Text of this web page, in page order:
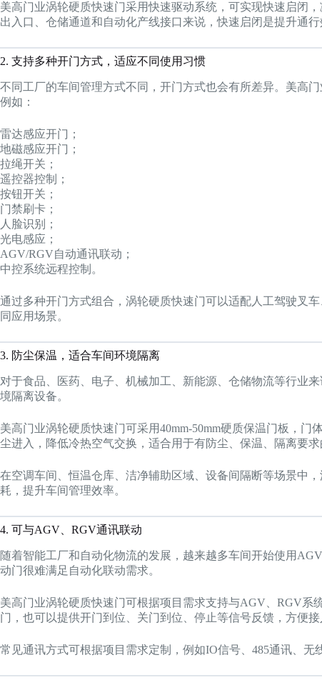
美高门业涡轮硬质快速门采用快速驱动系统，可实现快速启闭
出入口、仓储通道和自动化产线接口来说，快速启闭是提升通行
2. 支持多种开门方式，适应不同使用习惯
不同工厂的车间管理方式不同，开门方式也会有所差异。美高
例如：
雷达感应开门；
地磁感应开门；
拉绳开关；
遥控器控制；
按钮开关；
门禁刷卡；
人脸识别；
光电感应；
AGV/RGV自动通讯联动；
中控系统远程控制。
通过多种开门方式组合，涡轮硬质快速门可以适配人工驾驶叉
同应用场景。
3. 防尘保温，适合车间环境隔离
对于食品、医药、电子、机械加工、新能源、仓储物流等行业
境隔离设备。
美高门业涡轮硬质快速门可采用40mm-50mm硬质保温门板，
尘进入，降低冷热空气交换，适合用于有防尘、保温、隔离要求
在空调车间、恒温仓库、洁净辅助区域、设备间隔断等场景中
耗，提升车间管理效率。
4. 可与AGV、RGV通讯联动
随着智能工厂和自动化物流的发展，越来越多车间开始使用
动门很难满足自动化联动需求。
美高门业涡轮硬质快速门可根据项目需求支持与AGV、RGV系
门，也可以提供开门到位、关门到位、停止等信号反馈，方便接
常见通讯方式可根据项目需求定制，例如IO信号、485通讯、无